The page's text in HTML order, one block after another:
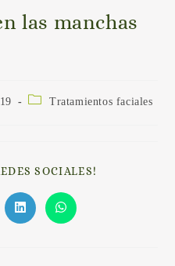
las manchas
Tratamientos faciales
SOCIALES!